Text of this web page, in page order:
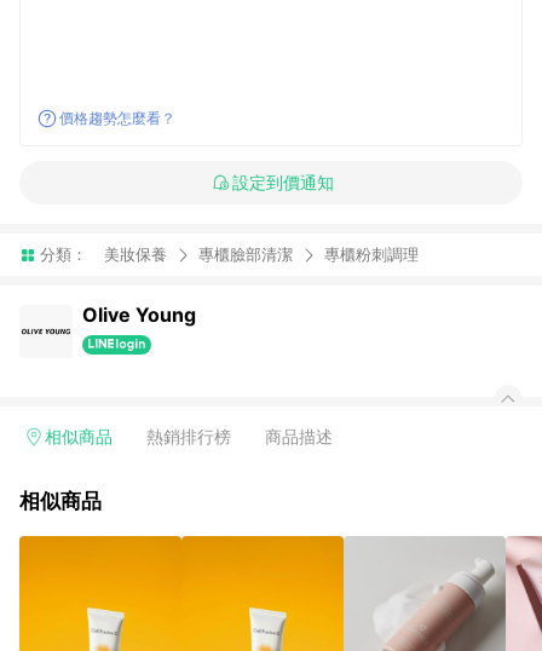
價格趨勢怎麼看？
設定到價通知
分類： 美妝保養 專櫃臉部清潔 專櫃粉刺調理
Olive Young
相似商品 熱銷排行榜 商品描述
相似商品